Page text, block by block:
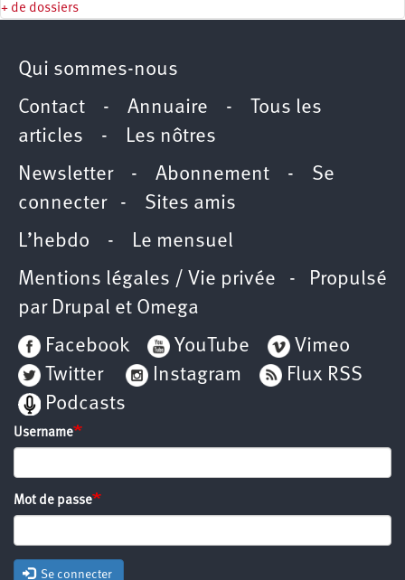
+ de dossiers
Qui sommes-nous
Contact - Annuaire -
Tous les
articles - Les nôtres
Newsletter- Abonnement - Se
connecter- Sites amis
L’hebdo - Le mensuel
Mentions légales / Vie privée - Propulsé
par Drupal et Omega
Facebook
YouTube
Vimeo
Twitter
Instagram
Flux RSS
Podcasts
Username
Mot de passe
Se connecter